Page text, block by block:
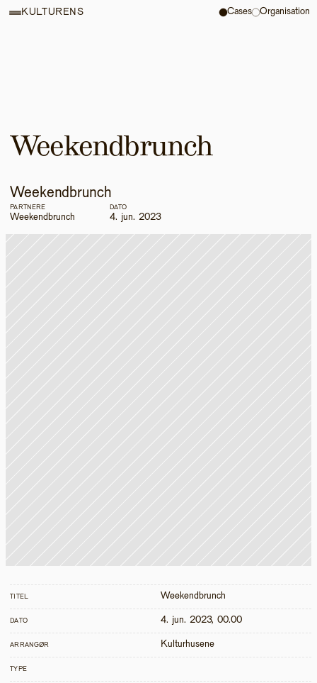
Weekendbrunch
Weekendbrunch
PARTNERE
Weekendbrunch
DATO
4. jun. 2023
TITEL Weekendbrunch
DATO 4. jun. 2023, 00.00
ARRANGØR Kulturhusene
TYPE
KULTURENS Cases Organisation